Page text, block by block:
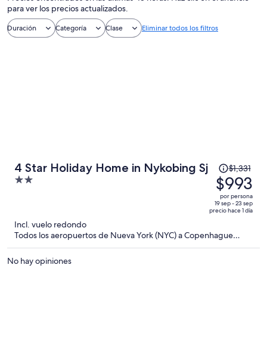
para ver los precios actualizados.
Duración Categoría Clase Eliminar todos los filtros
4 Star Holiday Home in Nykobing Sj
2
El
precio
era
de
$1,331
ahora
$1,331
$993
por persona
19 sep - 23 sep
precio hace 1 día
Incl. vuelo redondo
Todos los aeropuertos de Nueva York (NYC) a Copenhague
(CPH)
No hay opiniones